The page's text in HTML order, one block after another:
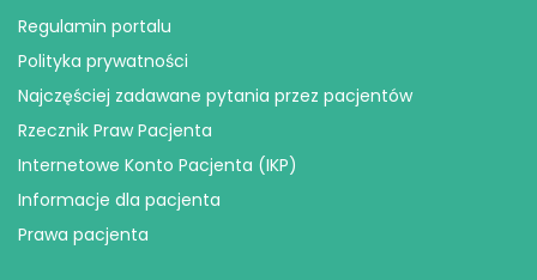
Regulamin portalu
Polityka prywatności
Najczęściej zadawane pytania przez pacjentów
Rzecznik Praw Pacjenta
Internetowe Konto Pacjenta (IKP)
Informacje dla pacjenta
Prawa pacjenta